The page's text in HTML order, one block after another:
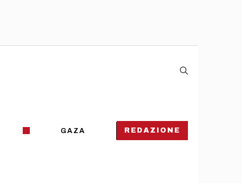
GAZA REDAZIONE